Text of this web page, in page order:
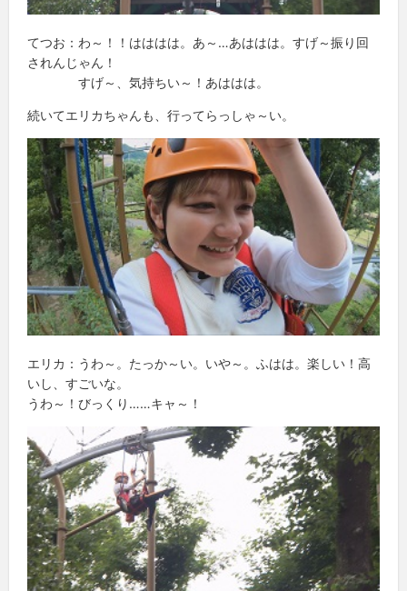
てつお：わ～！！はははは。あ～…あははは。すげ～振り回
されんじゃん！
すげ～、気持ちい～！あははは。
続いてエリカちゃんも、行ってらっしゃ～い。
エリカ：うわ～。たっか～い。いや～。ふはは。楽しい！高
いし、すごいな。
うわ～！びっくり……キャ～！